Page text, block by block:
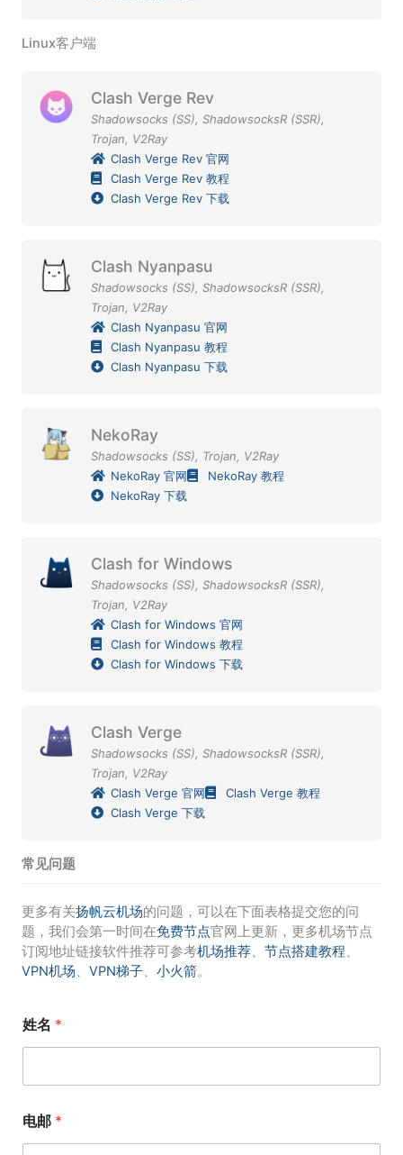
Linux客户端
Clash Verge Rev
Shadowsocks (SS), ShadowsocksR (SSR),
Trojan, V2Ray
Clash Verge Rev 官网
Clash Verge Rev 教程
Clash Verge Rev 下载
Clash Nyanpasu
Shadowsocks (SS), ShadowsocksR (SSR),
Trojan, V2Ray
Clash Nyanpasu 官网
Clash Nyanpasu 教程
Clash Nyanpasu 下载
NekoRay
Shadowsocks (SS), Trojan, V2Ray
NekoRay 官网
NekoRay 教程
NekoRay 下载
Clash for Windows
Shadowsocks (SS), ShadowsocksR (SSR),
Trojan, V2Ray
Clash for Windows 官网
Clash for Windows 教程
Clash for Windows 下载
Clash Verge
Shadowsocks (SS), ShadowsocksR (SSR),
Trojan, V2Ray
Clash Verge 官网
Clash Verge 教程
Clash Verge 下载
常见问题
更多有关扬帆云机场的问题，可以在下面表格提交您的问
题，我们会第一时间在免费节点官网上更新，更多机场节点
订阅地址链接软件推荐可参考机场推荐、 节点搭建教程
VPN机场
VPN梯子、 小火箭。
姓名 *
电邮 *